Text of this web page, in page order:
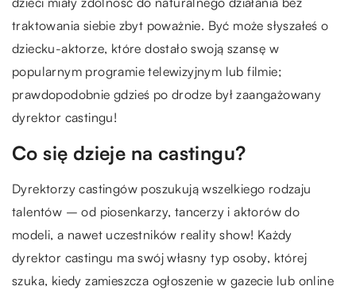
traktowania siebie zbyt poważnie. Być może słyszałeś o
dziecku-aktorze, które dostało swoją szansę w
popularnym programie telewizyjnym lub filmie;
prawdopodobnie gdzieś po drodze był zaangażowany
dyrektor castingu!
Co się dzieje na castingu?
Dyrektorzy castingów poszukują wszelkiego rodzaju
talentów – od piosenkarzy, tancerzy i aktorów do
modeli, a nawet uczestników reality show! Każdy
dyrektor castingu ma swój własny typ osoby, której
szuka, kiedy zamieszcza ogłoszenie w gazecie lub online